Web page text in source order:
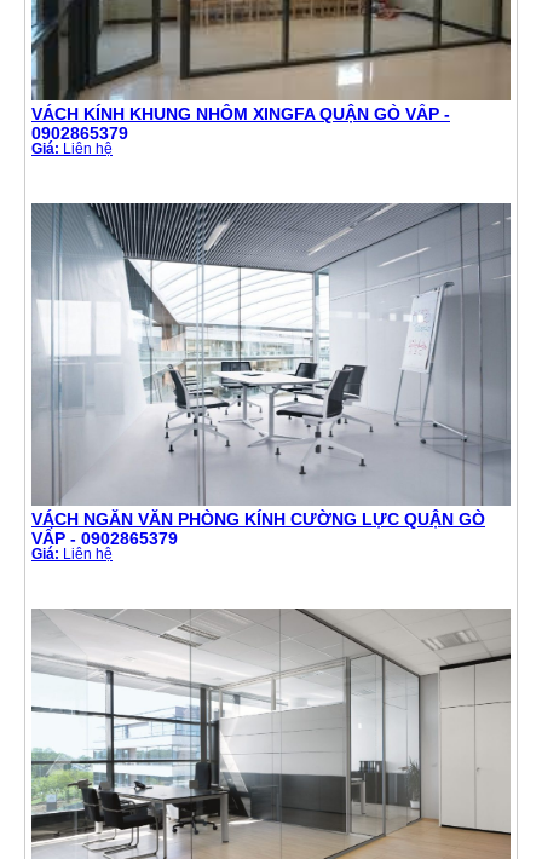
VÁCH KÍNH KHUNG NHÔM XINGFA QUẬN GÒ VẤP -
0902865379
Giá: Liên hệ
VÁCH NGĂN VĂN PHÒNG KÍNH CƯỜNG LỰC QUẬN GÒ
VẤP - 0902865379
Giá: Liên hệ